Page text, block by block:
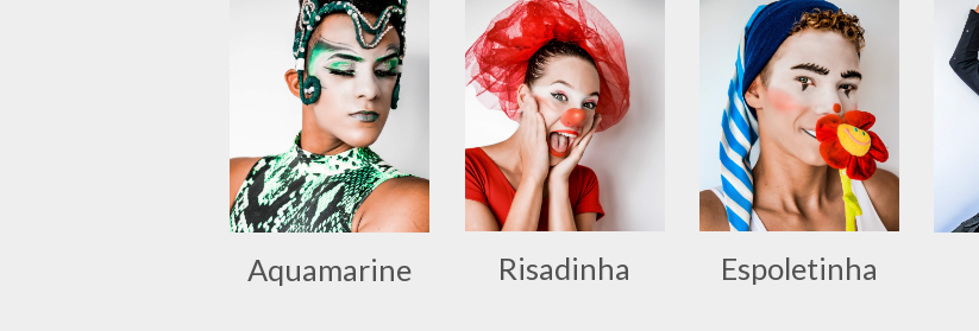
Aquamarine Risadinha Espoletinha